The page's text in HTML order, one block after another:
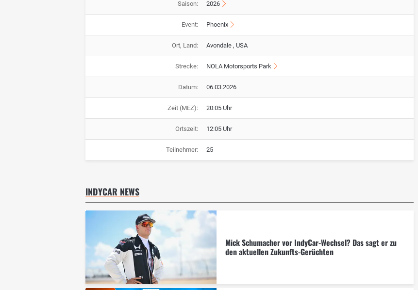
Saison: 2026
Event: Phoenix
Ort, Land: Avondale , USA
Strecke: NOLA Motorsports Park
Datum: 06.03.2026
Zeit (MEZ): 20:05 Uhr
Ortszeit: 12:05 Uhr
Teilnehmer: 25
INDYCAR NEWS
Mick Schumacher vor IndyCar-Wechsel? Das sagt er zu
den aktuellen Zukunfts-Gerüchten